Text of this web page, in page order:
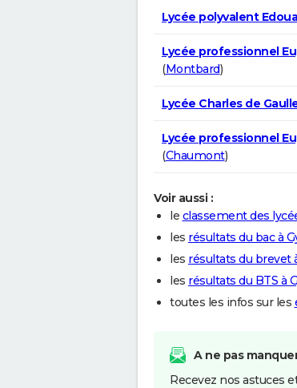
Lycée polyvalent
Lycée professionnel
(Montbard)
Lycée Charles de
Lycée professionnel
(Chaumont)
Voir aussi :
le classement des
les résultats du bac à
les résultats du brevet
les résultats du BTS à
toutes les infos sur les
A ne pas
Recevez nos astuces